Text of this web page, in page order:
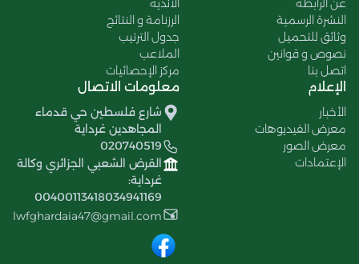
النشرة الرسمية
وثائق للتحميل
نصوص و قوانين
اتصل بنا
الرزنامة و النتائج
جدول الترتيب
الملاعب
مركز الإحصائيات
الإعلام
الأخبار
معرض الفيديوهات
معرض الصور
الإعتمادات
معلومات الاتصال
شارع فلسطين حي قدماء
المجاهدين غرداية
020740519
القرض الشعبي الجزائري وكالة
غرداية:
00400113418034941169
lwfghardaia47@gmail.com